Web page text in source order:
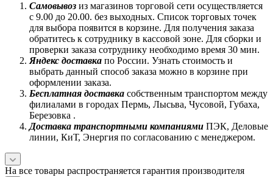
Самовывоз из магазинов торговой сети осуществляется
с 9.00 до 20.00. без выходных. Список торговых точек
для выбора появится в корзине. Для получения заказа
обратитесь к сотруднику в кассовой зоне. Для сборки и
проверки заказа сотруднику необходимо время 30 мин.
Яндекс доставка по России. Узнать стоимость и
выбрать данный способ заказа можно в корзине при
оформлении заказа.
Бесплатная доставка собственным транспортом между
филиалами в городах Пермь, Лысьва, Чусовой, Губаха,
Березовка .
Доставка транспортными компаниями ПЭК, Деловые
линии, КиТ, Энергия по согласованию с менеджером.
На все товары распространяется гарантия производителя